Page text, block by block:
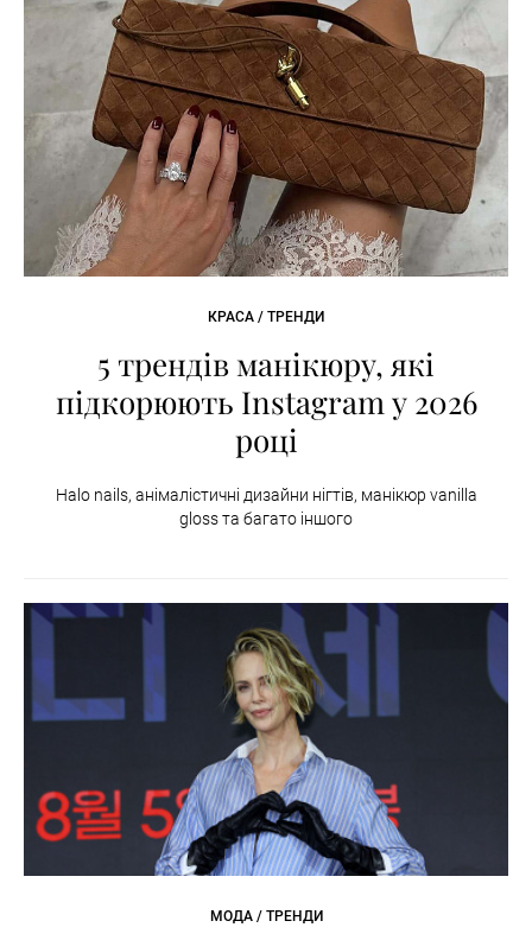
КРАСА / ТРЕНДИ
5 трендів манікюру, які
підкорюють Instagram у 2026
році
Halo nails, анімалістичні дизайни нігтів, манікюр vanilla
gloss та багато іншого
МОДА / ТРЕНДИ